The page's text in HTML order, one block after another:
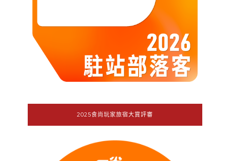
2025食尚玩家旅宿大賞評審